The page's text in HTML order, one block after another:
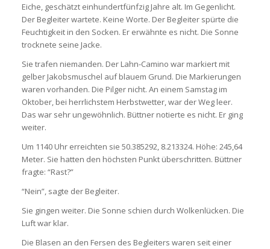
Eiche, geschätzt einhundertfünfzig Jahre alt. Im Gegenlicht.
Der Begleiter wartete. Keine Worte. Der Begleiter spürte die
Feuchtigkeit in den Socken. Er erwähnte es nicht. Die Sonne
trocknete seine Jacke.
Sie trafen niemanden. Der Lahn-Camino war markiert mit
gelber Jakobsmuschel auf blauem Grund. Die Markierungen
waren vorhanden. Die Pilger nicht. An einem Samstag im
Oktober, bei herrlichstem Herbstwetter, war der Weg leer.
Das war sehr ungewöhnlich. Büttner notierte es nicht. Er ging
weiter.
Um 1140 Uhr erreichten sie 50.385292, 8.213324. Höhe: 245,64
Meter. Sie hatten den höchsten Punkt überschritten. Büttner
fragte: “Rast?”
“Nein”, sagte der Begleiter.
Sie gingen weiter. Die Sonne schien durch Wolkenlücken. Die
Luft war klar.
Die Blasen an den Fersen des Begleiters waren seit einer